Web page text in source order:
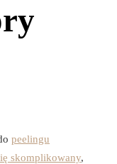
peelingu
skomplikowany,